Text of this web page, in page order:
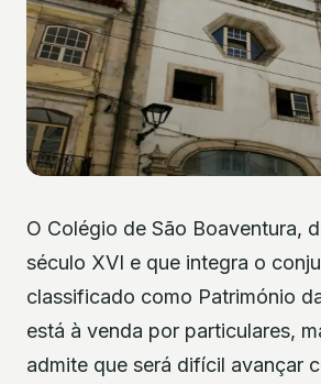
O Colégio de São Boaventura,
século XVI e que integra o
classificado como Património
está à venda por particulares,
admite que será difícil avançar